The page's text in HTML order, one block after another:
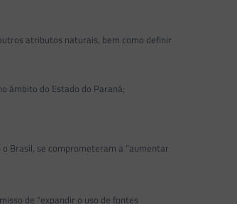
atributos naturais, bem como definir
âmbito do Estado do Paraná;
Brasil, se comprometeram a “aumentar
de “expandir o uso de fontes